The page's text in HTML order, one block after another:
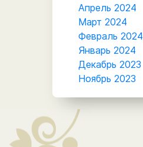
Апрель 2024
Март 2024
Февраль 2024
Январь 2024
Декабрь 2023
Ноябрь 2023